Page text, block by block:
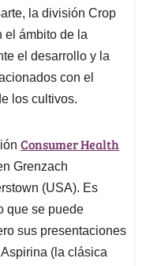
la división Crop
el ámbito de la
el desarrollo y la
con el
los cultivos.
Consumer Health
Grenzach
(USA). Es
que se puede
sus presentaciones
(la clásica